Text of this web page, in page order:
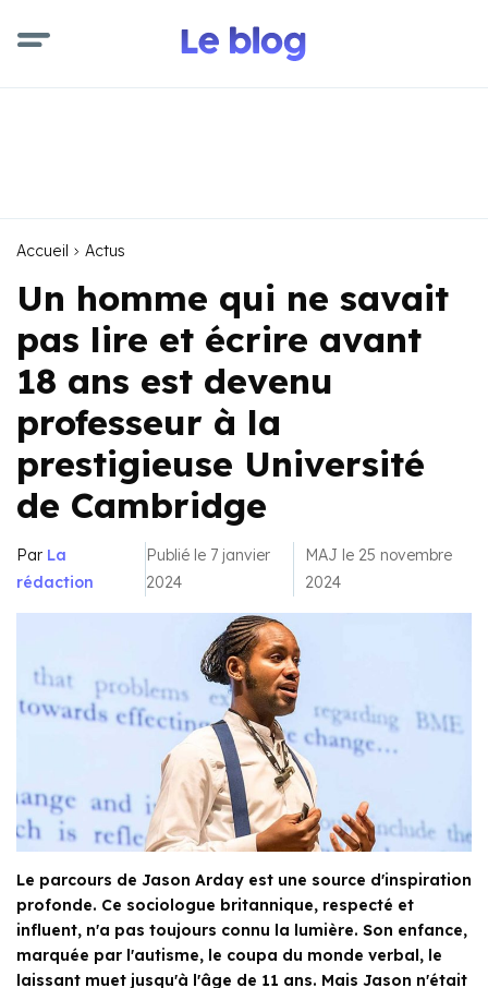
Accueil Actus
Un homme qui ne savait
pas lire et écrire avant
18 ans est devenu
professeur à la
prestigieuse Université
de Cambridge
Par La
rédaction
Publié le 7 janvier
2024
MAJ le 25 novembre
2024
Le parcours de Jason Arday est une source d'inspiration
profonde. Ce sociologue britannique, respecté et
influent, n'a pas toujours connu la lumière. Son enfance,
marquée par l'autisme, le coupa du monde verbal, le
laissant muet jusqu'à l'âge de 11 ans. Mais Jason n'était